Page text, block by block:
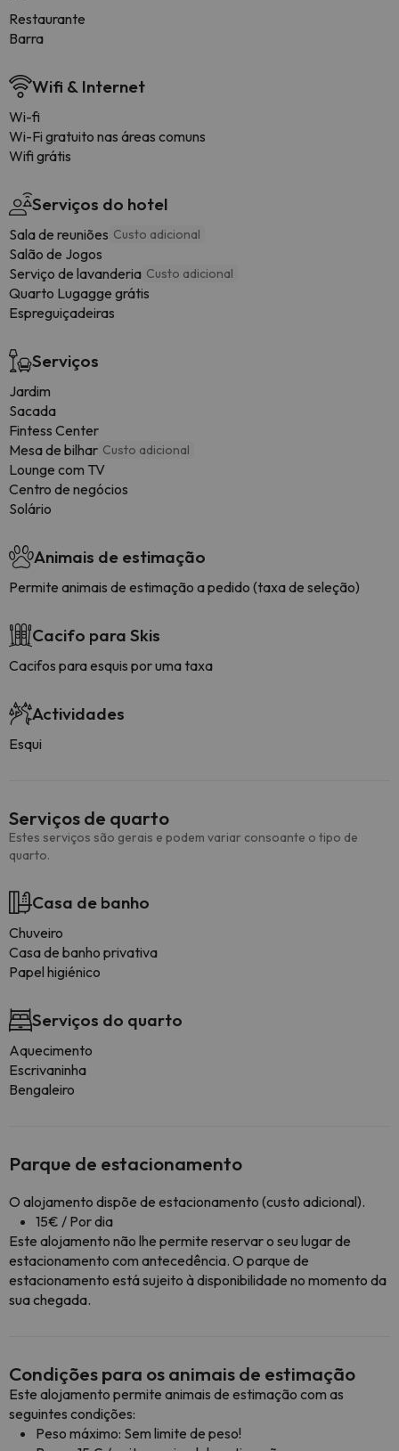
Restaurante
Barra
Wifi & Internet
Wi-fi
Wi-Fi gratuito nas áreas comuns
Wifi grátis
Serviços do hotel
Sala de reuniões Custo adicional
Salão de Jogos
Serviço de lavanderia Custo adicional
Quarto Lugagge grátis
Espreguiçadeiras
Serviços
Jardim
Sacada
Fintess Center
Mesa de bilhar Custo adicional
Lounge com TV
Centro de negócios
Solário
Animais de estimação
Permite animais de estimação a pedido (taxa de seleção)
Cacifo para Skis
Cacifos para esquis por uma taxa
Actividades
Esqui
Serviços de quarto
Estes serviços são gerais e podem variar consoante o tipo de
quarto.
Casa de banho
Chuveiro
Casa de banho privativa
Papel higiénico
Serviços do quarto
Aquecimento
Escrivaninha
Bengaleiro
Parque de estacionamento
O alojamento dispõe de estacionamento (custo adicional).
15€ / Por dia
Este alojamento não lhe permite reservar o seu lugar de
estacionamento com antecedência. O parque de
estacionamento está sujeito à disponibilidade no momento da
sua chegada.
Condições para os animais de estimação
Este alojamento permite animais de estimação com as
seguintes condições:
Peso máximo: Sem limite de peso!